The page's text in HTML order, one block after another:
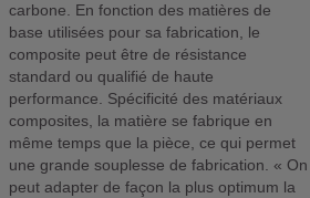
carbone. En fonction des matières de
base utilisées pour sa fabrication, le
composite peut être de résistance
standard ou qualifié de haute
performance. Spécificité des matériaux
composites, la matière se fabrique en
même temps que la pièce, ce qui permet
une grande souplesse de fabrication. « On
peut adapter de façon la plus optimum la